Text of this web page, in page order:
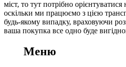
міст, то тут потрібно
оскільки ми працюємо з цією
будь-якому випадку, враховуючи
ваша покупка все одно буде
Меню